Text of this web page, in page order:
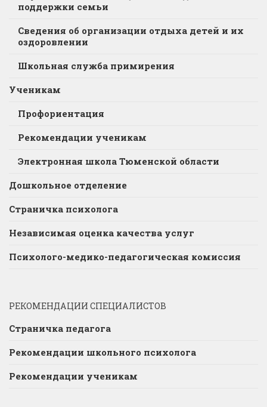
поддержки семьи
Сведения об организации отдыха детей и их
оздоровлении
Школьная служба примирения
Ученикам
Профориентация
Рекомендации ученикам
Электронная школа Тюменской области
Дошкольное отделение
Страничка психолога
Независимая оценка качества услуг
Психолого-медико-педагогическая комиссия
РЕКОМЕНДАЦИИ СПЕЦИАЛИСТОВ
Страничка педагога
Рекомендации школьного психолога
Рекомендации ученикам